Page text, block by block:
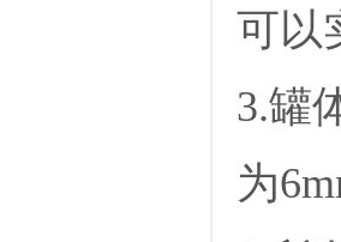
可以
3.罐
为